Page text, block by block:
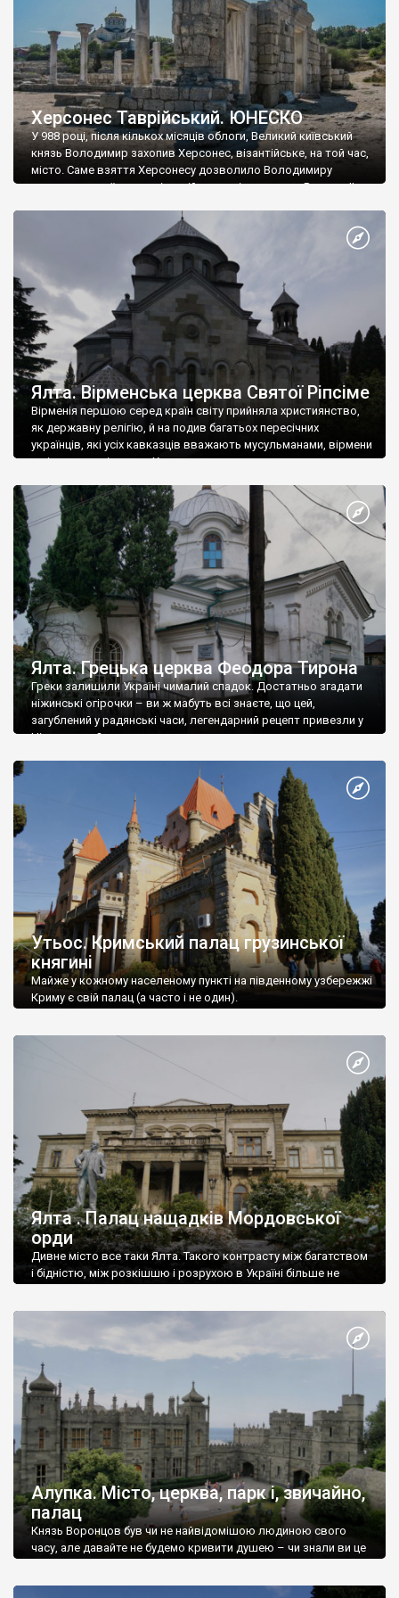
Херсонес Таврійський. ЮНЕСКО
У 988 році, після кількох місяців облоги, Великий київський
князь Володимир захопив Херсонес, візантійське, на той час,
місто. Саме взяття Херсонесу дозволило Володимиру
диктувати свої умови візантійському імператору Василю ІІ, та
Херсонесі Володимир-язичник, став Василем-християнином.
А потім було Хрещення Русі. На честь Херсонесу Таврійського
Ялта. Вірменська церква Святої Ріпсіме
Вірменія першою серед країн світу прийняла християнство,
як державну релігію, й на подив багатьох пересічних
українців, які усіх кавказців вважають мусульманами, вірмени
є відданими вірянами Христа
Ялта. Грецька церква Феодора Тирона
Греки залишили Україні чималий спадок. Достатньо згадати
ніжинські огірочки – ви ж мабуть всі знаєте, що цей,
загублений у радянські часи, легендарний рецепт привезли у
Ніжин греки?
Утьос. Кримський палац грузинської
княгині
Майже у кожному населеному пункті на південному узбережжі
Криму є свій палац (а часто і не один).
Ялта . Палац нащадків Мордовської
орди
Дивне місто все таки Ялта. Такого контрасту між багатством
і бідністю, між розкішшю і розрухою в Україні більше не
Алупка. Місто, церква, парк і, звичайно,
палац
Князь Воронцов був чи не найвідомішою людиною свого
часу, але давайте не будемо кривити душею – чи знали ви це